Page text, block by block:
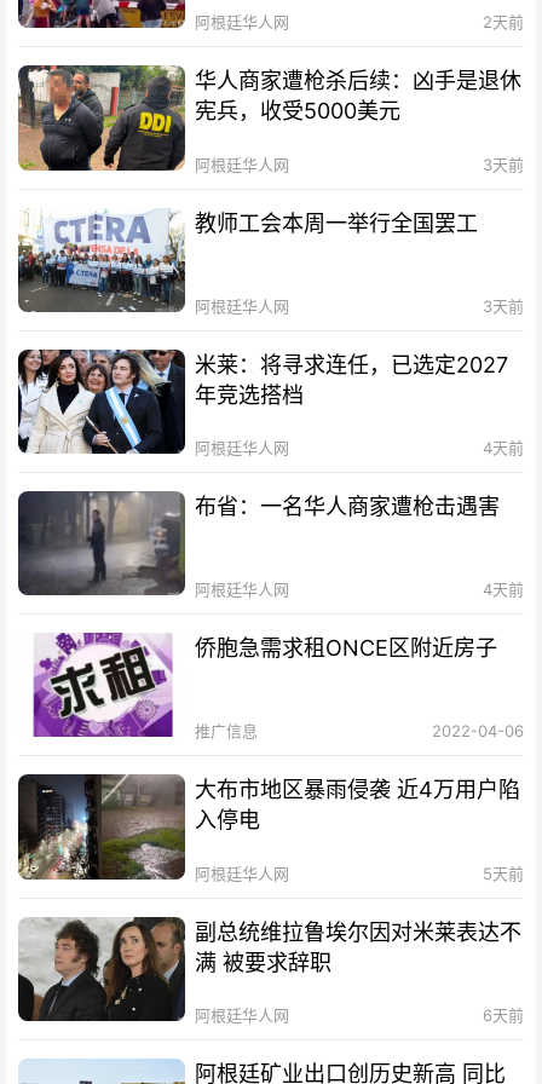
阿根廷华人网 2天前
华人商家遭枪杀后续：凶手是退休
宪兵，收受5000美元
阿根廷华人网 3天前
教师工会本周一举行全国罢工
阿根廷华人网 3天前
米莱：将寻求连任，已选定2027
年竞选搭档
阿根廷华人网 4天前
布省：一名华人商家遭枪击遇害
阿根廷华人网 4天前
侨胞急需求租ONCE区附近房子
推广信息 2022-04-06
大布市地区暴雨侵袭 近4万用户陷
入停电
阿根廷华人网 5天前
副总统维拉鲁埃尔因对米莱表达不
满 被要求辞职
阿根廷华人网 6天前
阿根廷矿业出口创历史新高 同比